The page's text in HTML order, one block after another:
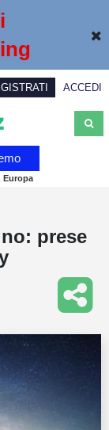
ACCEDI
Europa
prese